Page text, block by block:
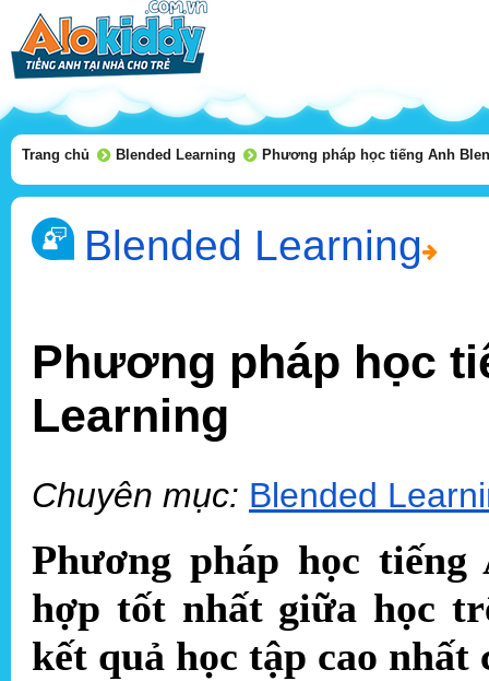
Trang chủ Blended Learning Phương pháp học tiếng Anh
Blended Learning
Phương pháp học
Learning
Chuyên mục: Blended
Phương pháp học
hợp tốt nhất giữa học
kết quả học tập cao